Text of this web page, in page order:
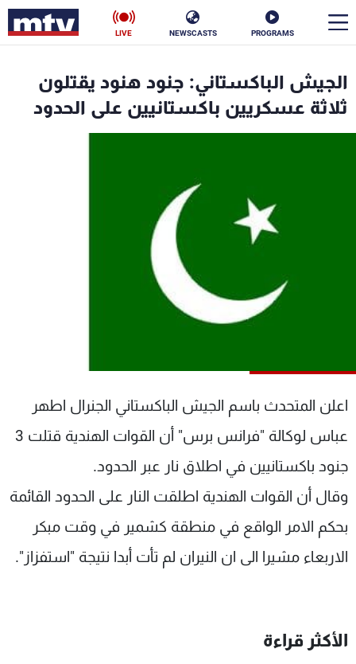
PROGRAMS
NEWSCASTS
LIVE
الجيش الباكستاني: جنود هنود يقتلون
ثلاثة عسكريين باكستانيين على الحدود
اعلن المتحدث باسم الجيش الباكستاني الجنرال اطهر
عباس لوكالة "فرانس برس" أن القوات الهندية قتلت 3
جنود باكستانيين في اطلاق نار عبر الحدود.
وقال أن القوات الهندية اطلقت النار على الحدود القائمة
بحكم الامر الواقع في منطقة كشمير في وقت مبكر
الاربعاء مشيرا الى ان النيران لم تأت أبدا نتيجة "استفزاز".
الأكثر قراءة
الأخبار
رياضة
شاهد البرامج
الترددات
عن MTV
الإنـتـاج
وظائف
تواصل معنا
سياسة الخصوصية